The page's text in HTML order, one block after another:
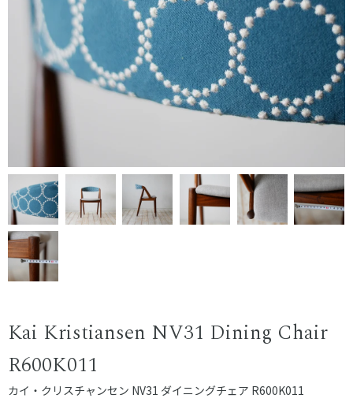
Kai Kristiansen NV31 Dining Chair
R600K011
カイ・クリスチャンセン NV31 ダイニングチェア R600K011